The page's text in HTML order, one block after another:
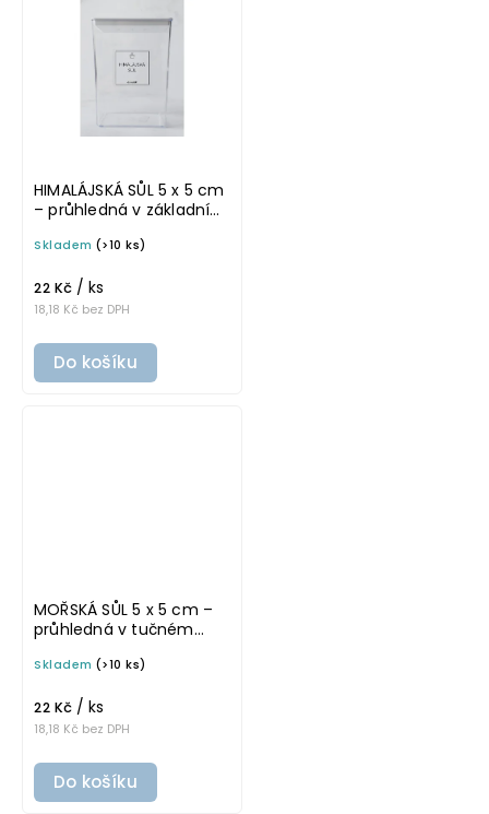
HIMALÁJSKÁ SŮL 5 x 5 cm
– průhledná v základním
samolepka na
Skladem (>10 ks)
18,18 Kč bez DPH
22 Kč / ks
Do košíku
MOŘSKÁ SŮL 5 x 5 cm –
průhledná v tučném
samolepka na
Skladem (>10 ks)
18,18 Kč bez DPH
22 Kč / ks
Do košíku